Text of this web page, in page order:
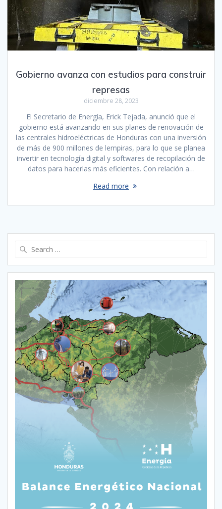
Gobierno avanza con estudios para construir
represas
diciembre 28, 2023
El Secretario de Energía, Erick Tejada, anunció que el
gobierno está avanzando en sus planes de renovación de
las centrales hidroeléctricas de Honduras con una inversión
de más de 900 millones de lempiras, para lo que se planea
invertir en tecnología digital y softwares de recopilación de
datos para hacerlas más eficientes. Con relación a…
Read more